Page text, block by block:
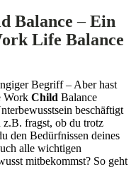
Balance –Ein
Life Balance
Begriff – Aber hast
Work Child Balance
beschäftigt
fragst, ob du trotz
den Bedürfnissen deines
alle wichtigen
mitbekommst? So geht